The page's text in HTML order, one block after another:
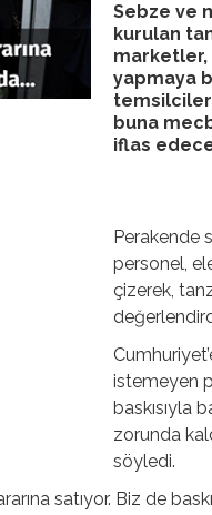
Sebze ve
kurulan
marketler,
yapmaya
buna
iflas
Perakende
personel,
çizerek,
istemeyen
baskısıyla
zorunda
söyledi.
satıyor. Biz de